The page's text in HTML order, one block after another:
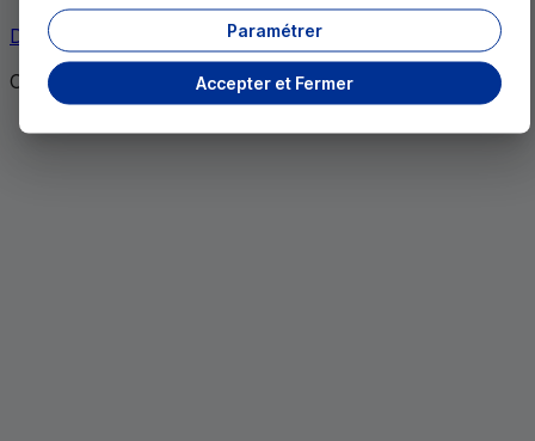
Devenir client
Contacter un conseiller
Octobre 2024
Accepter et Fermer
Paramétrer